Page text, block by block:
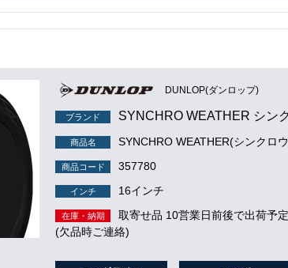
DUNLOP(ダンロップ)
ブランド SYNCHRO WEATHER シン
商品名 SYNCHRO WEATHER(シンクロ
商品コード 357780
インチ 16インチ
在庫・納期
取寄せ品 10営業日前後で出荷予定
(欠品時ご連絡)